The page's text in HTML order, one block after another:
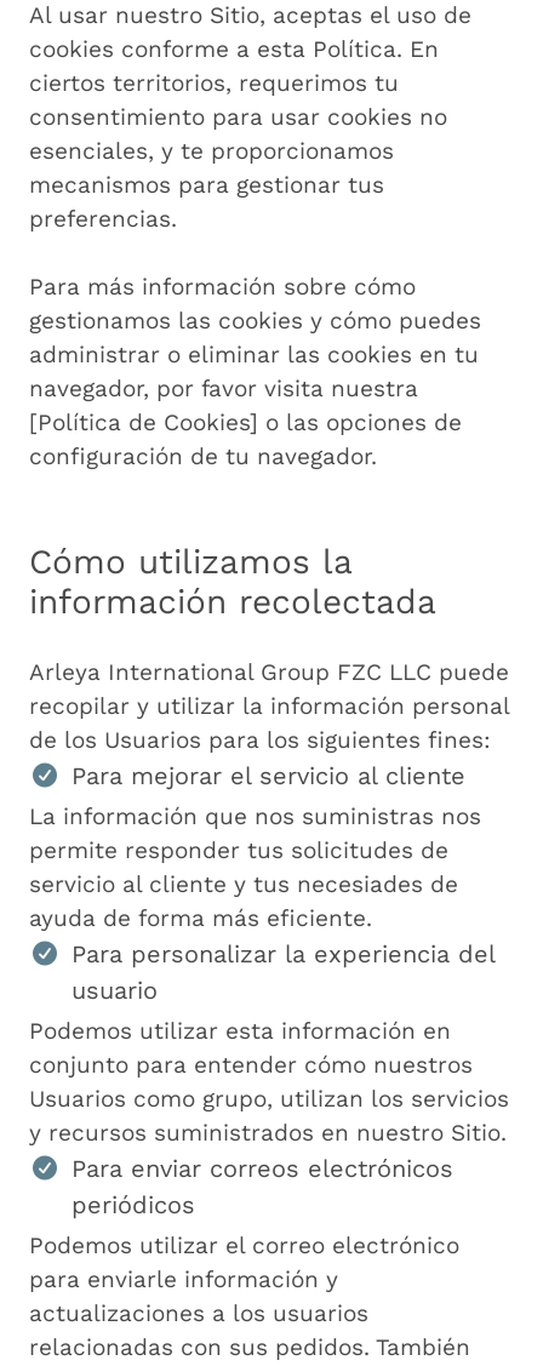
Al usar nuestro Sitio, aceptas el uso de
cookies conforme a esta Política. En
ciertos territorios, requerimos tu
consentimiento para usar cookies no
esenciales, y te proporcionamos
mecanismos para gestionar tus
preferencias.
Para más información sobre cómo
gestionamos las cookies y cómo puedes
administrar o eliminar las cookies en tu
navegador, por favor visita nuestra
[Política de Cookies] o las opciones de
configuración de tu navegador.
Cómo utilizamos la
información recolectada
Arleya International Group FZC LLC puede
recopilar y utilizar la información personal
de los Usuarios para los siguientes fines:
Para mejorar el servicio al cliente
La información que nos suministras nos
permite responder tus solicitudes de
servicio al cliente y tus necesiades de
ayuda de forma más eficiente.
Para personalizar la experiencia del
usuario
Podemos utilizar esta información en
conjunto para entender cómo nuestros
Usuarios como grupo, utilizan los servicios
y recursos suministrados en nuestro Sitio.
Para enviar correos electrónicos
periódicos
Podemos utilizar el correo electrónico
para enviarle información y
actualizaciones a los usuarios
relacionadas con sus pedidos. También